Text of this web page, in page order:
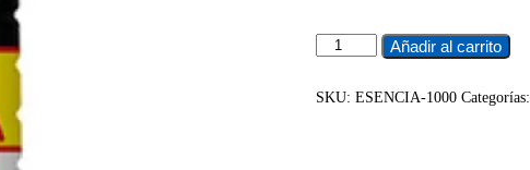
ESENCIA
VAINILLA
PRIMERA
Añadir al carrito
SKU: ESENCIA-1000 Categorías: